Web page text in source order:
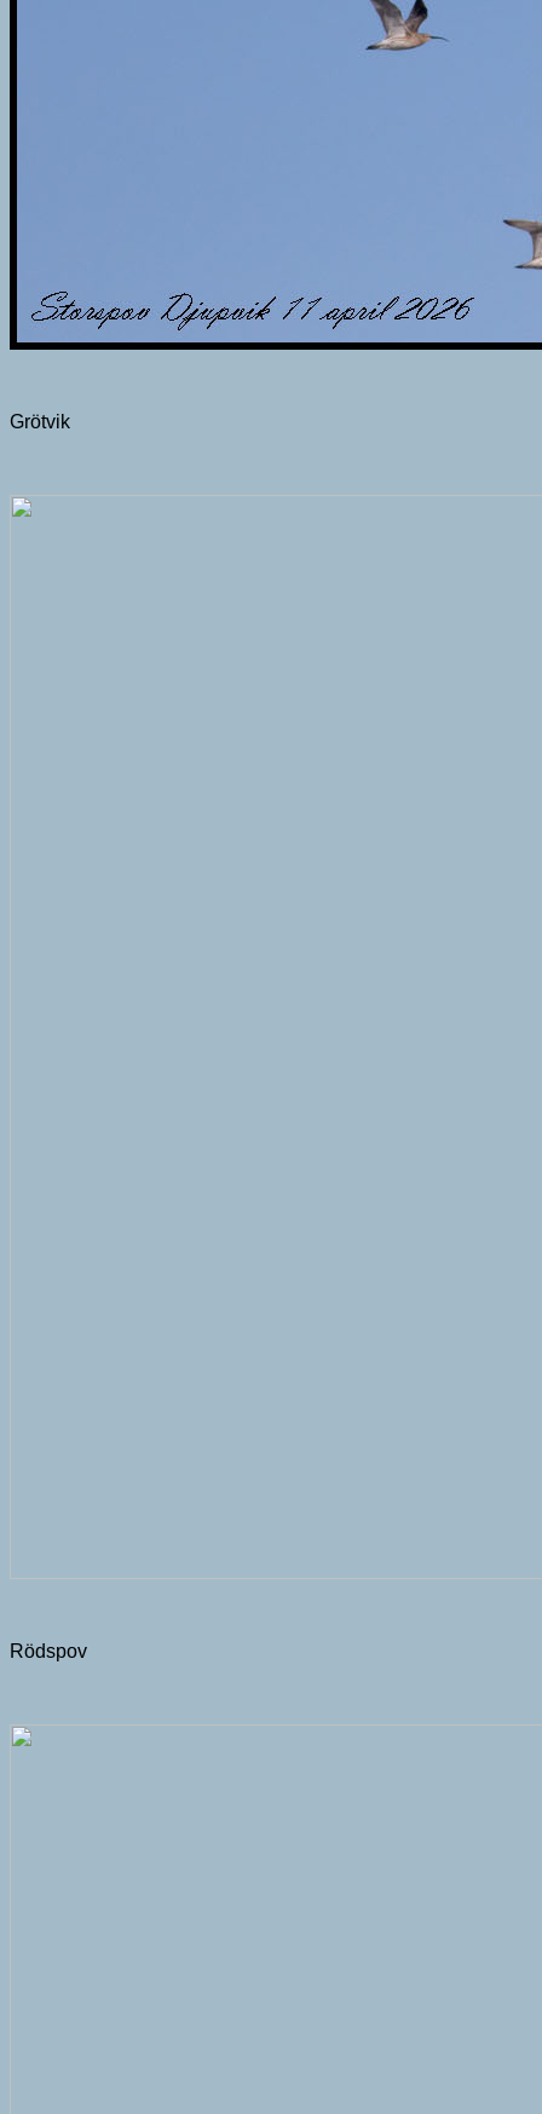
Grötvik
Rödspov